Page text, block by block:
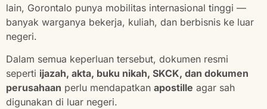
lain, Gorontalo punya mobilitas internasional tinggi —
banyak warganya bekerja, kuliah, dan berbisnis ke luar
negeri.
Dalam semua keperluan tersebut, dokumen resmi
seperti ijazah, akta, buku nikah, SKCK, dan dokumen
perusahaan perlu mendapatkan apostille agar sah
digunakan di luar negeri.